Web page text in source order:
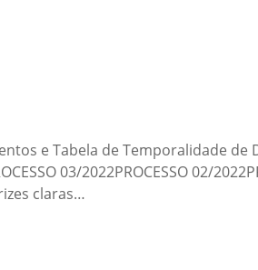
e Tabela de Temporalidade de
03/2022PROCESSO 02/
claras…